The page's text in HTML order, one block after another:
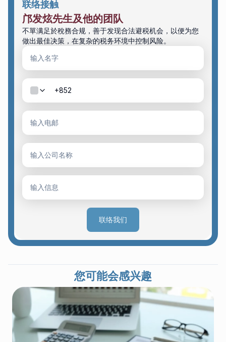
联络接触
邝发炫先生及他的团队
不單满足於稅務合规，善于发现合法避税机会，以便为您
做出最佳决策，在复杂的税务环境中控制风险。
联络我们
您可能会感兴趣